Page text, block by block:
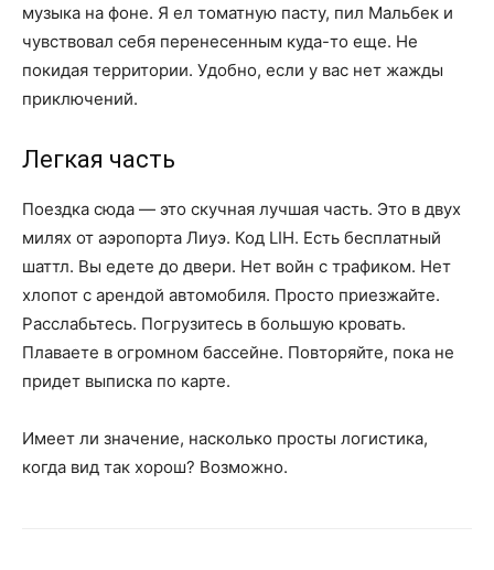
музыка на фоне. Я ел томатную пасту, пил Мальбек и
чувствовал себя перенесенным куда-то еще. Не
покидая территории. Удобно, если у вас нет жажды
приключений.
Легкая часть
Поездка сюда — это скучная лучшая часть. Это в двух
милях от аэропорта Лиуэ. Код LIH. Есть бесплатный
шаттл. Вы едете до двери. Нет войн с трафиком. Нет
хлопот с арендой автомобиля. Просто приезжайте.
Расслабьтесь. Погрузитесь в большую кровать.
Плаваете в огромном бассейне. Повторяйте, пока не
придет выписка по карте.
Имеет ли значение, насколько просты логистика,
когда вид так хорош? Возможно.